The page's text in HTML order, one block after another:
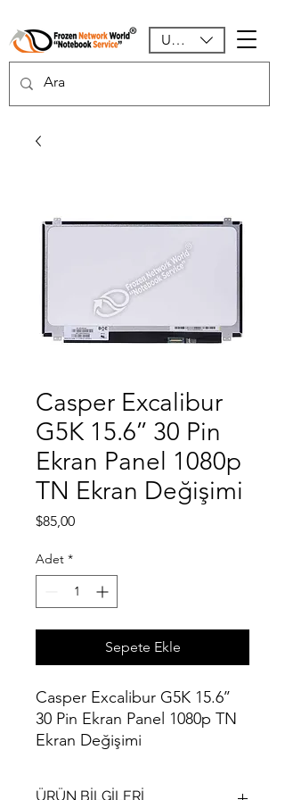
USD ($)
Casper Excalibur
G5K 15.6’’ 30 Pin
Ekran Panel 1080p
TN Ekran Değişimi
$85,00Fiyat
Adet *
Sepete Ekle
Casper Excalibur G5K 15.6’’
30 Pin Ekran Panel 1080p TN
Ekran Değişimi
ÜRÜN BİLGİLERİ